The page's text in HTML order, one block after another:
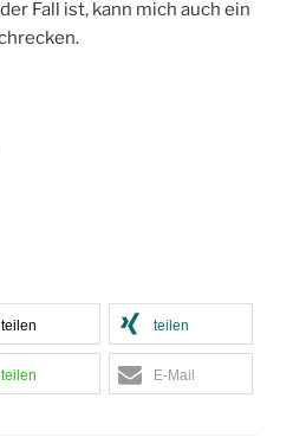
Fall ist, kann mich auch ein
teilen teilen
teilen E-Mail